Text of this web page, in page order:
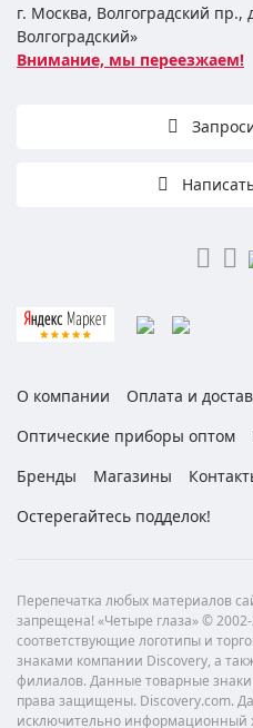
г. Москва, Волгоградский пр.,
Волгоградский»
Внимание, мы переезжаем!
О компании
Оплата и
Оптические приборы оптом
Бренды
Магазины
Остерегайтесь подделок!
Перепечатка любых материалов
запрещена! «Четыре глаза» ©
соответствующие логотипы и
знаками компании Discovery, а
филиалов. Данные товарные
права защищены. Discovery.com.
исключительно информационный